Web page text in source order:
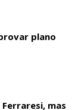
plano
mas